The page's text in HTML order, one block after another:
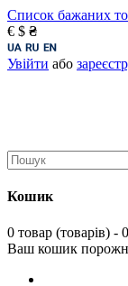
Список бажаних
€ $ ₴
Увійти або
Кошик
0 товар (товарів) -
Ваш кошик